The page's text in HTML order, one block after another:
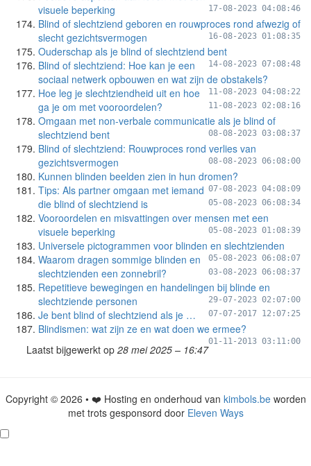
visuele beperking
17-08-2023 04:08:46
Blind of slechtziend geboren en rouwproces rond afwezig of
slecht gezichtsvermogen
16-08-2023 01:08:35
Ouderschap als je blind of slechtziend bent
14-08-2023 07:08:48
Blind of slechtziend: Hoe kan je een
sociaal netwerk opbouwen en wat zijn de obstakels?
11-08-2023 04:08:22
Hoe leg je slechtziendheid uit en hoe
ga je om met vooroordelen?
11-08-2023 02:08:16
Omgaan met non-verbale communicatie als je blind of
slechtziend bent
08-08-2023 03:08:37
Blind of slechtziend: Rouwproces rond verlies van
gezichtsvermogen
08-08-2023 06:08:00
Kunnen blinden beelden zien in hun dromen?
07-08-2023 04:08:09
Tips: Als partner omgaan met iemand
die blind of slechtziend is
05-08-2023 06:08:34
Vooroordelen en misvattingen over mensen met een
visuele beperking
05-08-2023 01:08:39
Universele pictogrammen voor blinden en slechtzienden
05-08-2023 06:08:07
Waarom dragen sommige blinden en
slechtzienden een zonnebril?
03-08-2023 06:08:37
Repetitieve bewegingen en handelingen bij blinde en
slechtziende personen
29-07-2023 02:07:00
Je bent blind of slechtziend als je … 07-07-2017 12:07:25
Blindismen: wat zijn ze en wat doen we ermee?
01-11-2013 03:11:00
Laatst bijgewerkt op 28 mei 2025 – 16:47
Copyright © 2026 • ❤️ Hosting en onderhoud van kimbols.beworden
met trots gesponsord door Eleven Ways